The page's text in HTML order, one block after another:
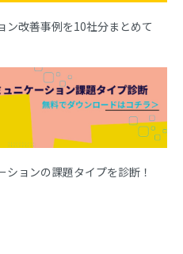
ン改善事例を10社分まとめて
ョンの課題タイプを診断！